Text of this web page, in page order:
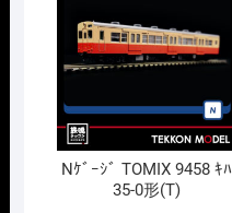
Nｹﾞｰｼﾞ TOMIX 9458 ｷﾊ
35-0形(T)